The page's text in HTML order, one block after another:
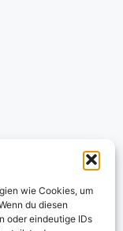
wie Cookies, um
du diesen
oder eindeutige IDs